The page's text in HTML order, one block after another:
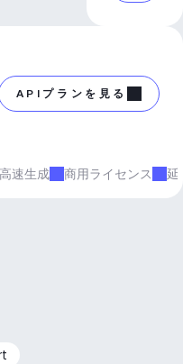
APIプランを見る
高速生成 商用ライセンス 延